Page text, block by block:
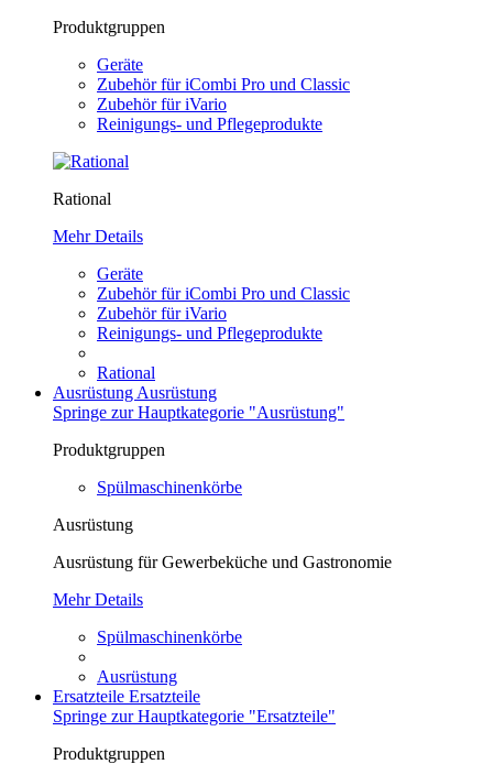
Produktgruppen
Geräte
Zubehör für iCombi Pro und Classic
Zubehör für iVario
Reinigungs- und Pflegeprodukte
Rational
Mehr Details
Geräte
Zubehör für iCombi Pro und Classic
Zubehör für iVario
Reinigungs- und Pflegeprodukte
Rational
Ausrüstung Ausrüstung
Springe zur Hauptkategorie "Ausrüstung"
Produktgruppen
Spülmaschinenkörbe
Ausrüstung
Ausrüstung für Gewerbeküche und Gastronomie
Mehr Details
Spülmaschinenkörbe
Ausrüstung
Ersatzteile Ersatzteile
Springe zur Hauptkategorie "Ersatzteile"
Produktgruppen